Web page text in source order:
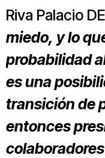
Riva Palacio
miedo, y lo
probabilidad
es una
transición de
entonces